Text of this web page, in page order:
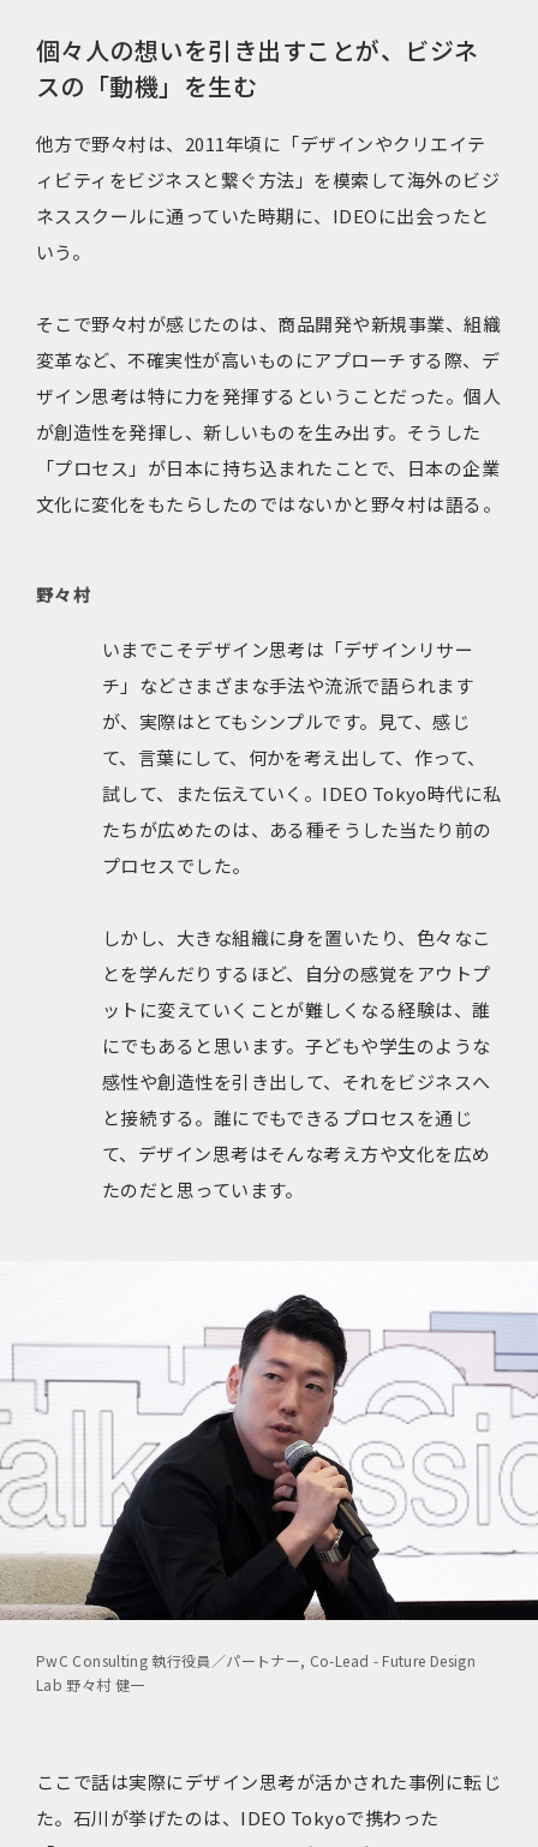
個々人の想いを引き出すことが、ビジネ
スの「動機」を生む
他方で野々村は、2011年頃に「デザインやクリエイテ
ィビティをビジネスと繋ぐ方法」を模索して海外のビジ
ネススクールに通っていた時期に、IDEOに出会ったと
いう。
そこで野々村が感じたのは、商品開発や新規事業、組織
変革など、不確実性が高いものにアプローチする際、デ
ザイン思考は特に力を発揮するということだった。個人
が創造性を発揮し、新しいものを生み出す。そうした
「プロセス」が日本に持ち込まれたことで、日本の企業
文化に変化をもたらしたのではないかと野々村は語る。
野々村
いまでこそデザイン思考は「デザインリサー
チ」などさまざまな手法や流派で語られます
が、実際はとてもシンプルです。見て、感じ
て、言葉にして、何かを考え出して、作って、
試して、また伝えていく。IDEO Tokyo時代に私
たちが広めたのは、ある種そうした当たり前の
プロセスでした。
しかし、大きな組織に身を置いたり、色々なこ
とを学んだりするほど、自分の感覚をアウトプ
ットに変えていくことが難しくなる経験は、誰
にでもあると思います。子どもや学生のような
感性や創造性を引き出して、それをビジネスへ
と接続する。誰にでもできるプロセスを通じ
て、デザイン思考はそんな考え方や文化を広め
たのだと思っています。
PwC Consulting 執行役員／パートナー, Co-Lead - Future Design
Lab 野々村 健一
ここで話は実際にデザイン思考が活かされた事例に転じ
た。石川が挙げたのは、IDEO Tokyoで携わった